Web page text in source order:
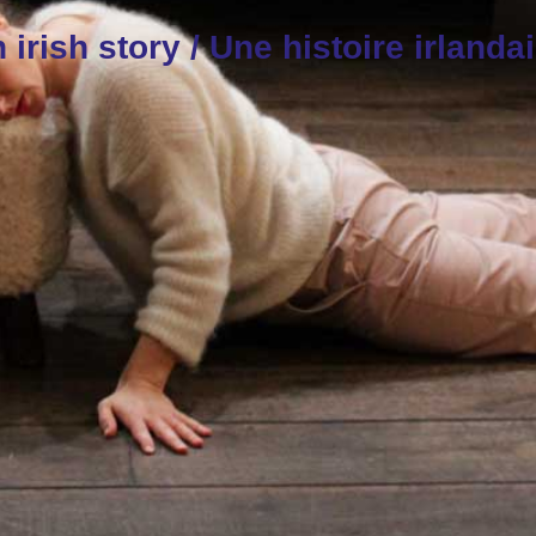
irish story / Une histoire